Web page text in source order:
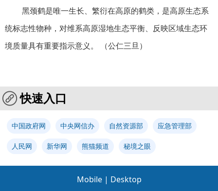
黑颈鹤是唯一生长、繁衍在高原的鹤类，是高原生态系
统标志性物种，对维系高原湿地生态平衡、反映区域生态环
境质量具有重要指示意义。 （公仁三旦）
快速入口
中国政府网 中央网信办 自然资源部 应急管理部
人民网 新华网 熊猫频道 秘境之眼
Mobile | Desktop